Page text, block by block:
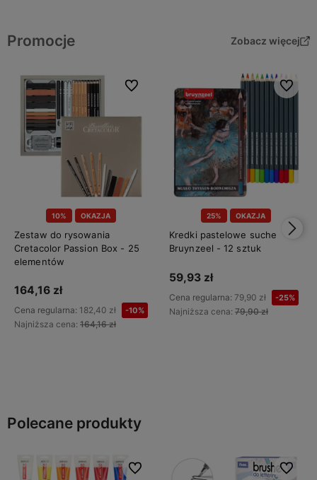
Promocje Zobacz więcej
10% OKAZJA
Zestaw do rysowania
Cretacolor Passion Box - 25
elementów
164,16 zł
Cena regularna: 182,40 zł -10%
Najniższa cena: 164,16 zł
Do ulubionych
25% OKAZJA
Kredki pastelowe suche
Bruynzeel - 12 sztuk
59,93 zł
Cena regularna: 79,90 zł -25%
Najniższa cena: 79,90 zł
Do
Polecane produkty
Do ulubionych Do